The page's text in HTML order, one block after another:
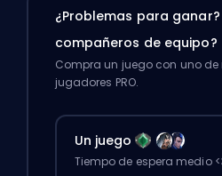
¿Problemas para ganar?
compañeros de equipo?
Compra un juego con uno de
jugadores PRO.
Un juego
Tiempo de espera medio